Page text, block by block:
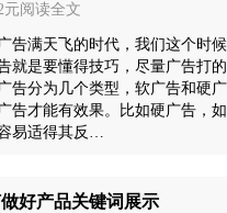
元阅读全文
告满天飞的时代，我们这个时
就是要懂得技巧，尽量广告打
告分为几个类型，软广告和硬
告才能有效果。比如硬广告，
易适得其反…
好产品关键词展示